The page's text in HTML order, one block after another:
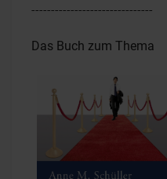
-------------------------------
Das Buch zum Thema